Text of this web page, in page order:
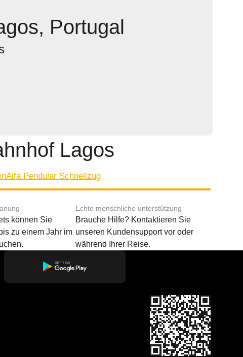
Portugal
Lagos
Alfa Pendular Schnellzug
können Sie
zu einem Jahr im
Echte menschliche unterstützung
Brauche Hilfe? Kontaktieren Sie
unseren Kundensupport vor oder
während Ihrer Reise.